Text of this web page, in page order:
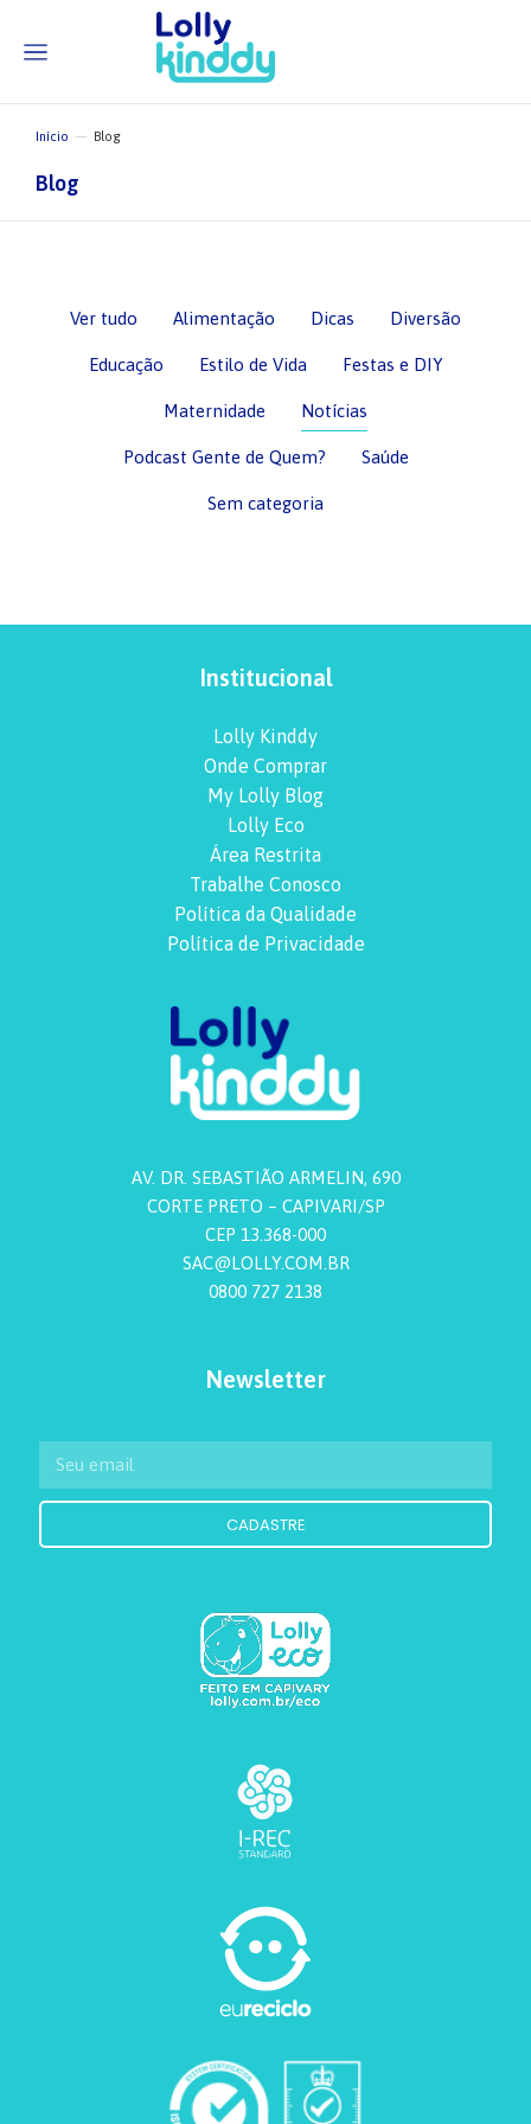
Você está aqui:
Início Blog
Blog
Ver tudo Alimentação Dicas Diversão
Educação Estilo de Vida Festas e DIY
Maternidade Notícias
Podcast Gente de Quem? Saúde
Sem categoria
Institucional
Lolly Kinddy
Onde Comprar
My Lolly Blog
Lolly Eco
Área Restrita
Trabalhe Conosco
Política da Qualidade
Política de Privacidade
AV. DR. SEBASTIÃO ARMELIN, 690
CORTE PRETO – CAPIVARI/SP
CEP 13.368-000
SAC@LOLLY.COM.BR
0800 727 2138
Newsletter
CADASTRE